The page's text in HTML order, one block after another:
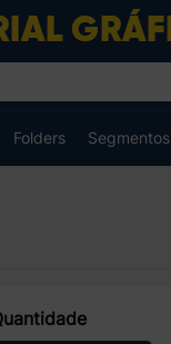
Folders Segmentos